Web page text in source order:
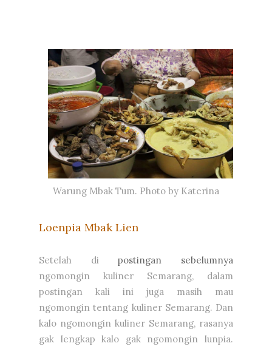
Warung Mbak Tum. Photo by Katerina
Loenpia Mbak Lien
Setelah dipostingan sebelumnya
ngomongin kuliner Semarang, dalam
postingan kali ini juga masih mau
ngomongin tentang kuliner Semarang. Dan
kalo ngomongin kuliner Semarang, rasanya
gak lengkap kalo gak ngomongin lunpia.